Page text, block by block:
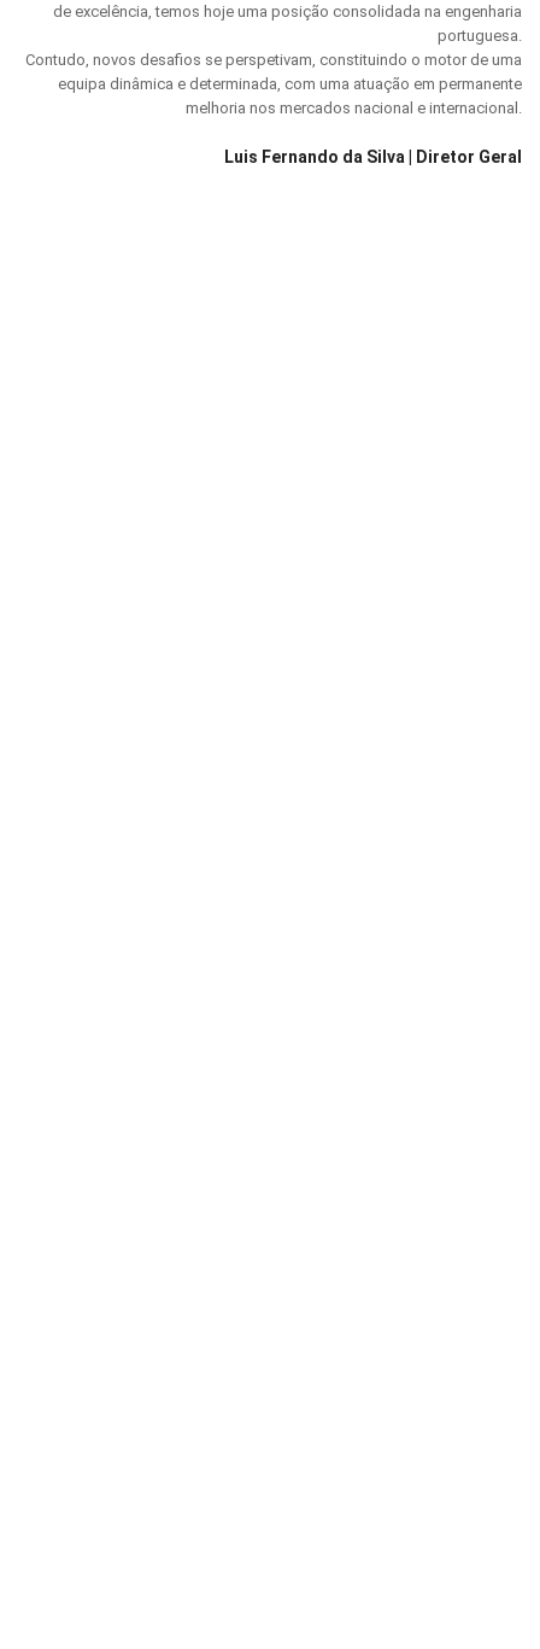
de excelência, temos hoje uma posição consolidada na engenharia
portuguesa.
Contudo, novos desafios se perspetivam, constituindo o motor de uma
equipa dinâmica e determinada, com uma atuação em permanente
melhoria nos mercados nacional e internacional.
Luis Fernando da Silva | Diretor Geral